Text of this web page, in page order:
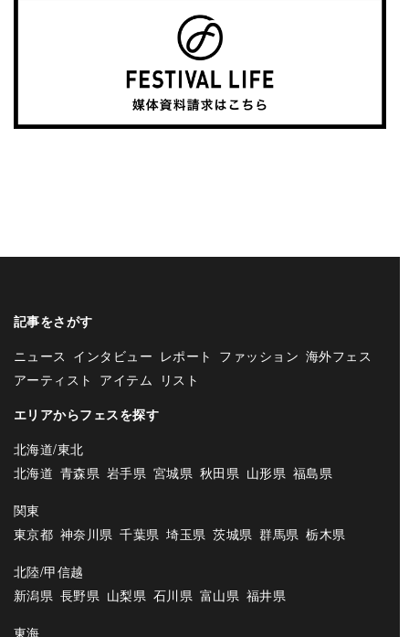
記事をさがす
ニュース インタビュー レポート ファッション 海外フェス
アーティスト アイテム
リスト
エリアからフェスを探す
北海道/東北
北海道 青森県 岩手県 宮城県 秋田県 山形県 福島県
関東
東京都 神奈川県 千葉県 埼玉県 茨城県 群馬県 栃木県
北陸/甲信越
新潟県 長野県 山梨県 石川県 富山県 福井県
東海